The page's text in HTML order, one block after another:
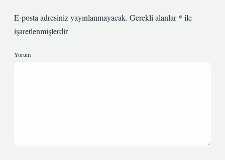
E-posta adresiniz yayınlanmayacak. Gerekli alanlar* ile
işaretlenmişlerdir
Yorum